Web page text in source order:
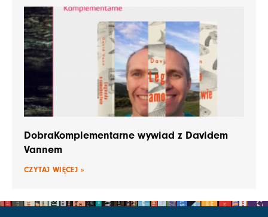
DobraKomplementarne wywiad z Davidem
Vannem
CZYTAJ WIĘCEJ »